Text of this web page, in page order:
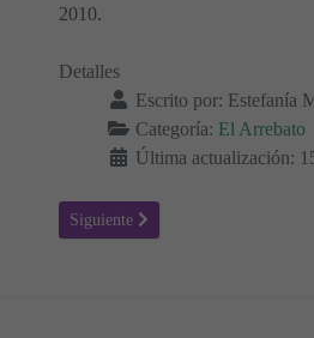
2010.
Detalles
Escrito por: Estefanía
Categoría: El Arrebato
Última actualización:
Artículo siguiente: No lo Entiendo
Siguiente